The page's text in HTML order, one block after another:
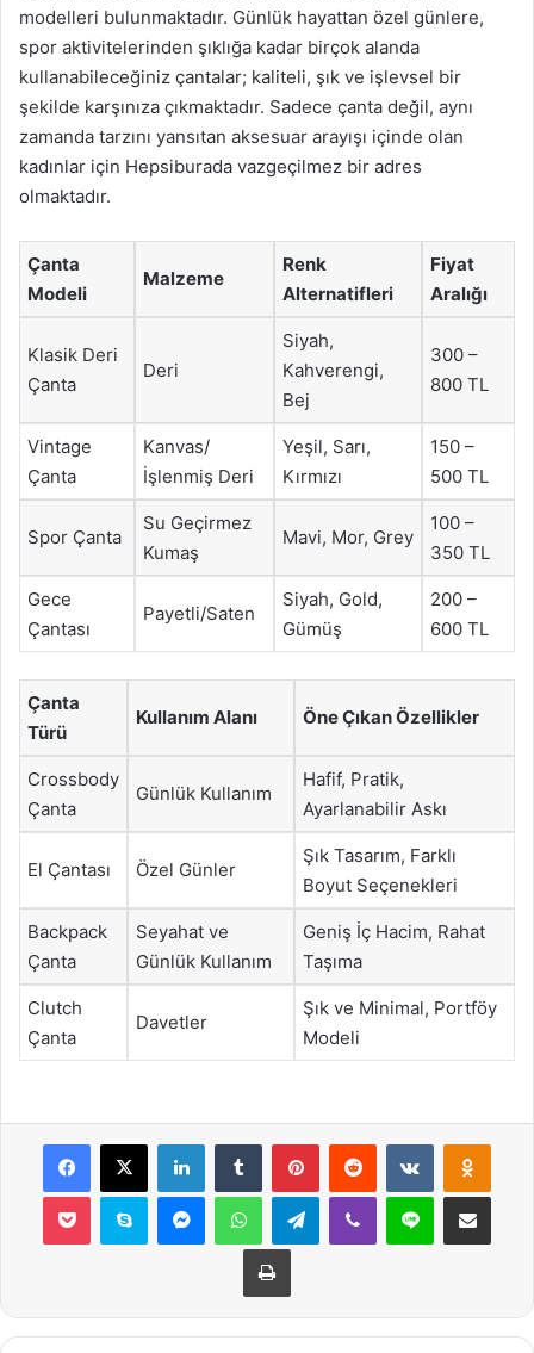
modelleri bulunmaktadır. Günlük hayattan özel günlere,
spor aktivitelerinden şıklığa kadar birçok alanda
kullanabileceğiniz çantalar; kaliteli, şık ve işlevsel bir
şekilde karşınıza çıkmaktadır. Sadece çanta değil, aynı
zamanda tarzını yansıtan aksesuar arayışı içinde olan
kadınlar için Hepsiburada vazgeçilmez bir adres
olmaktadır.
Çanta
Modeli
Malzeme
Renk
Alternatifleri
Fiyat
Aralığı
Klasik Deri
Çanta
Deri
Siyah,
Kahverengi,
Bej
300 –
800 TL
Vintage
Çanta
Kanvas/
İşlenmiş Deri
Yeşil, Sarı,
Kırmızı
150 –
500 TL
Spor Çanta
Su Geçirmez
Kumaş
Mavi, Mor, Grey
100 –
350 TL
Gece
Çantası
Payetli/Saten
Siyah, Gold,
Gümüş
200 –
600 TL
Çanta
Türü
Kullanım Alanı Öne Çıkan Özellikler
Crossbody
Çanta
Günlük Kullanım
Hafif, Pratik,
Ayarlanabilir Askı
El Çantası Özel Günler
Şık Tasarım, Farklı
Boyut Seçenekleri
Backpack
Çanta
Seyahat ve
Günlük Kullanım
Geniş İç Hacim, Rahat
Taşıma
Clutch
Çanta
Davetler
Şık ve Minimal, Portföy
Modeli
Facebook
X LinkedInTumblr PinterestReddit VKontakte
Pocket Skype MessengerWhatsAppTelegramViber Line E-Posta ile
Yazdır